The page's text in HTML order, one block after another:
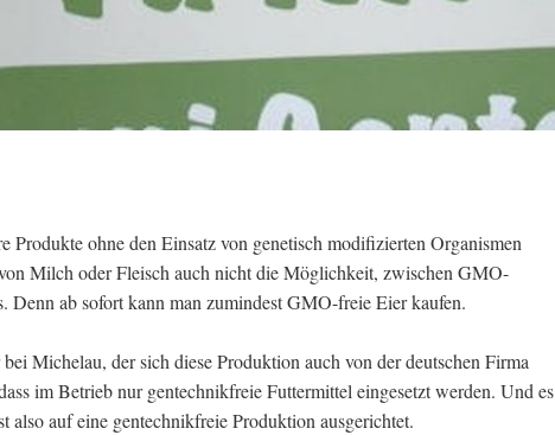
ohne den Einsatz von genetisch modifizierten Organismen
Milch oder Fleisch auch nicht die Möglichkeit, zwischen GMO-
ab sofort kann man zumindest GMO-freie Eier kaufen.
Michelau, der sich diese Produktion auch von der deutschen Firma
im Betrieb nur gentechnikfreie Futtermittel eingesetzt werden. Und es
auf eine gentechnikfreie Produktion ausgerichtet.